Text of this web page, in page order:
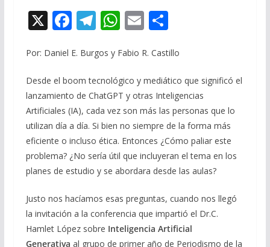
X F
e
b
o
o
k
T
e
gr
a
m
W
at
s
A
p
p
E
ai
l
C
m
p
ar
ti
r
Por: Daniel E. Burgos y Fabio R. Castillo
Desde el boom tecnológico y mediático que significó el
lanzamiento de ChatGPT y otras Inteligencias
Artificiales (IA), cada vez son más las personas que lo
utilizan día a día. Si bien no siempre de la forma más
eficiente o incluso ética. Entonces ¿Cómo paliar este
problema? ¿No sería útil que incluyeran el tema en los
planes de estudio y se abordara desde las aulas?
Justo nos hacíamos esas preguntas, cuando nos llegó
la invitación a la conferencia que impartió el Dr.C.
Hamlet López sobre Inteligencia Artificial
Generativa al grupo de primer año de Periodismo de la